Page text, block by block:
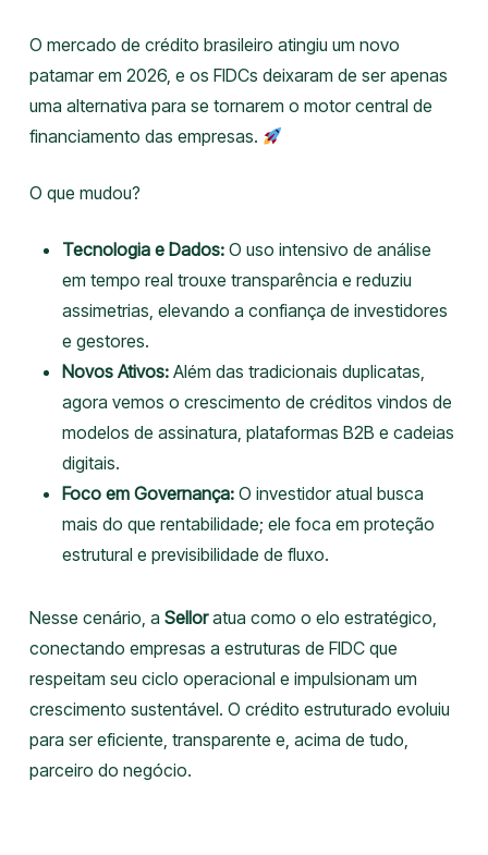
O mercado de crédito brasileiro atingiu um novo
patamar em 2026, e os FIDCs deixaram de ser apenas
uma alternativa para se tornarem o motor central de
financiamento das empresas.
O que mudou?
Tecnologia e Dados:O uso intensivo de análise
em tempo real trouxe transparência e reduziu
assimetrias, elevando a confiança de investidores
e gestores.
Novos Ativos:Além das tradicionais duplicatas,
agora vemos o crescimento de créditos vindos de
modelos de assinatura, plataformas B2B e cadeias
digitais.
Foco em Governança:O investidor atual busca
mais do que rentabilidade; ele foca em proteção
estrutural e previsibilidade de fluxo.
Nesse cenário, a Selloratua como o elo estratégico,
conectando empresas a estruturas de FIDC que
respeitam seu ciclo operacional e impulsionam um
crescimento sustentável. O crédito estruturado evoluiu
para ser eficiente, transparente e, acima de tudo,
parceiro do negócio.